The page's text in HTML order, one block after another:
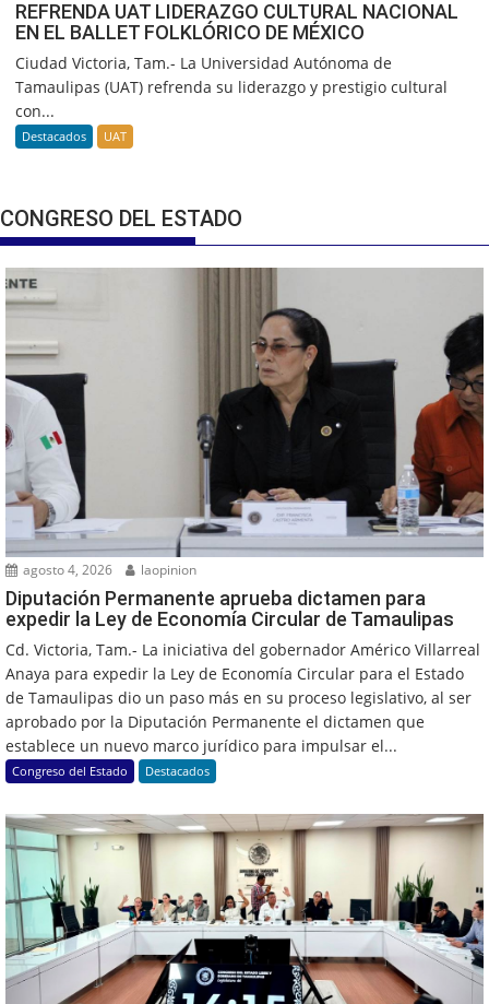
REFRENDA UAT LIDERAZGO CULTURAL NACIONAL
EN EL BALLET FOLKLÓRICO DE MÉXICO
Ciudad Victoria, Tam.- La Universidad Autónoma de
Tamaulipas (UAT) refrenda su liderazgo y prestigio cultural
con...
Destacados UAT
CONGRESO DEL ESTADO
agosto 4, 2026 laopinion
Diputación Permanente aprueba dictamen para
expedir la Ley de Economía Circular de Tamaulipas
Cd. Victoria, Tam.- La iniciativa del gobernador Américo Villarreal
Anaya para expedir la Ley de Economía Circular para el Estado
de Tamaulipas dio un paso más en su proceso legislativo, al ser
aprobado por la Diputación Permanente el dictamen que
establece un nuevo marco jurídico para impulsar el...
Congreso del Estado Destacados